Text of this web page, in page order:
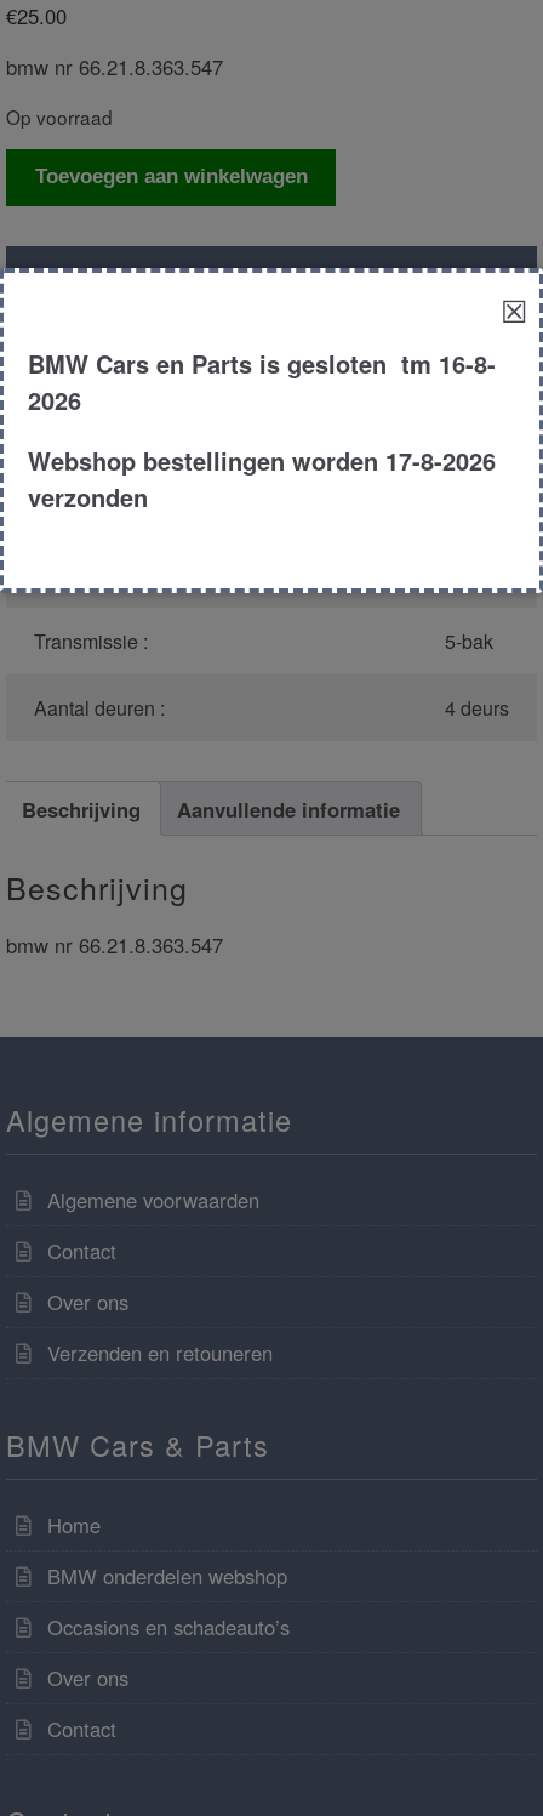
€25.00
bmw nr 66.21.8.363.547
Op voorraad
Computer
Toevoegen aan winkelwagen
Productnummer(graag melden bij
3201
Model : E39
Type :
Transmissie : 5-bak
Aantal deuren : 4 deurs
Beschrijving Aanvullende informatie
Beschrijving
bmw nr 66.21.8.363.547
Algemene informatie
Algemene voorwaarden
Contact
Over ons
Verzenden en retouneren
BMW Cars & Parts
Home
BMW onderdelen webshop
Occasions en schadeauto’s
Over ons
Contact
☒
BMW Cars en Parts is gesloten tm 16-8-
2026
Webshop bestellingen worden 17-8-2026
verzonden